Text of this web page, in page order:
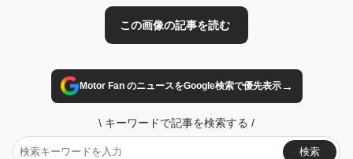
Motor Fan のニュースをGoogle検索で優先表示→
\ キーワードで記事を検索する /
検索